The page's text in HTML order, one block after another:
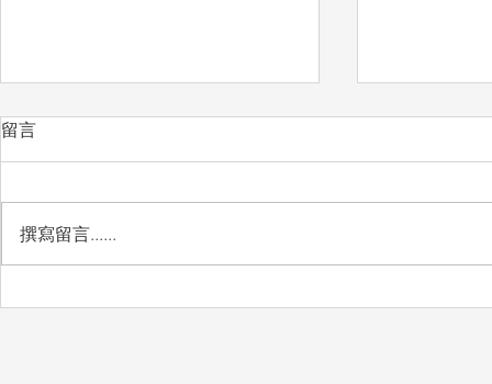
愛惜
留言
撰寫留言......